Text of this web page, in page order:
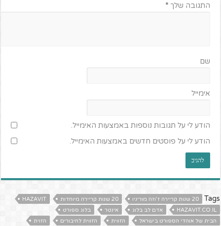
התגובה שלך*
שם
אימייל
הודע לי על תגובות נוספות באמצעות האימייל.
הודע לי על פוסטים חדשים באמצעות האימייל.
Tags 20 שנות קריירה ז'וזה מוריניו 20 שנות קריירה מיוחדות
HAZAVIT
HAZAVIT.CO.IL
אדם לב בלוג אינטר
בלוג ספורט
הבית של אוהדי הספורט בישראל
הזווית הזווית לחיבורים
הזוית